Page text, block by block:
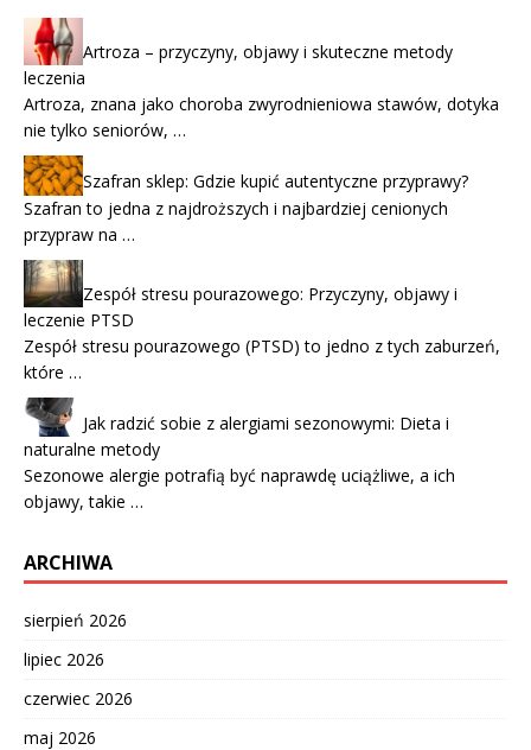
Artroza – przyczyny, objawy i skuteczne metody
leczenia
Artroza, znana jako choroba zwyrodnieniowa stawów, dotyka
nie tylko seniorów, …
Szafran sklep: Gdzie kupić autentyczne przyprawy?
Szafran to jedna z najdroższych i najbardziej cenionych
przypraw na …
Zespół stresu pourazowego: Przyczyny, objawy i
leczenie PTSD
Zespół stresu pourazowego (PTSD) to jedno z tych zaburzeń,
które …
Jak radzić sobie z alergiami sezonowymi: Dieta i
naturalne metody
Sezonowe alergie potrafią być naprawdę uciążliwe, a ich
objawy, takie …
ARCHIWA
sierpień 2026
lipiec 2026
czerwiec 2026
maj 2026